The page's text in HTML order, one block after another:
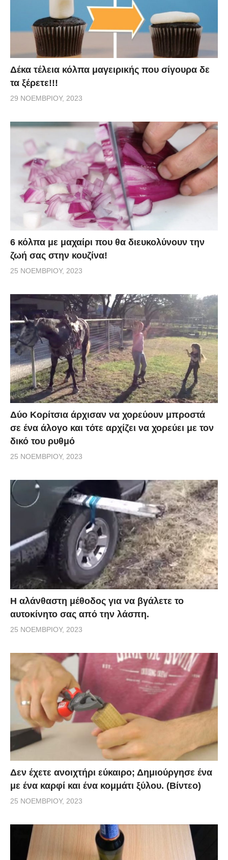
Δέκα τέλεια κόλπα μαγειρικής που σίγουρα δε
τα ξέρετε!!!
29 ΝΟΕΜΒΡΊΟΥ, 2023
6 κόλπα με μαχαίρι που θα διευκολύνουν την
ζωή σας στην κουζίνα!
25 ΝΟΕΜΒΡΊΟΥ, 2023
Δύο Κορίτσια άρχισαν να χορεύουν μπροστά
σε ένα άλογο και τότε αρχίζει να χορεύει με τον
δικό του ρυθμό
25 ΝΟΕΜΒΡΊΟΥ, 2023
Η αλάνθαστη μέθοδος για να βγάλετε το
αυτοκίνητο σας από την λάσπη.
25 ΝΟΕΜΒΡΊΟΥ, 2023
Δεν έχετε ανοιχτήρι εύκαιρο; Δημιούργησε ένα
με ένα καρφί και ένα κομμάτι ξύλου. (Βίντεο)
25 ΝΟΕΜΒΡΊΟΥ, 2023